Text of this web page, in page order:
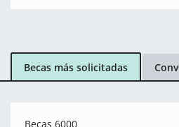
Becas más solicitadas
Becas 6000